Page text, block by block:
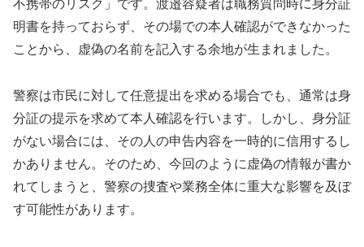
不携帯のリスク」です。渡邉容疑者は職務質問時に身分証
明書を持っておらず、その場での本人確認ができなかった
ことから、虚偽の名前を記入する余地が生まれました。
警察は市民に対して任意提出を求める場合でも、通常は身
分証の提示を求めて本人確認を行います。しかし、身分証
がない場合には、その人の申告内容を一時的に信用するし
かありません。そのため、今回のように虚偽の情報が書か
れてしまうと、警察の捜査や業務全体に重大な影響を及ぼ
す可能性があります。